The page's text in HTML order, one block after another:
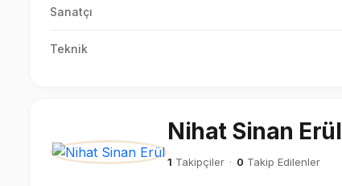
Sanatçı
Teknik
Nihat Sinan Erül
1 Takipçiler · 0 Takip Edilenler